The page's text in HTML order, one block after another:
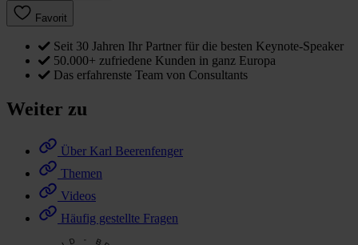
Favorit
Seit 30 Jahren Ihr Partner für die besten Keynote-Speaker
50.000+ zufriedene Kunden in ganz Europa
Das erfahrenste Team von Consultants
Weiter zu
Über Karl Beerenfenger
Themen
Videos
Häufig gestellte Fragen